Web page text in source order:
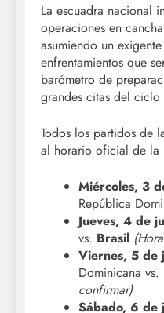
La escuadra nacional
operaciones en
asumiendo un
enfrentamientos que
barómetro de
grandes citas del
Todos los partidos de
al horario oficial de la
Miércoles, 3
República
Jueves, 4 de
vs. Brasil
Viernes, 5 de
Dominicana vs.
confirmar)
Sábado, 6 de